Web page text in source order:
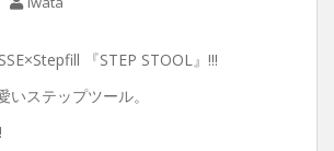
『STEP STOOL』!!!
いステップツール。